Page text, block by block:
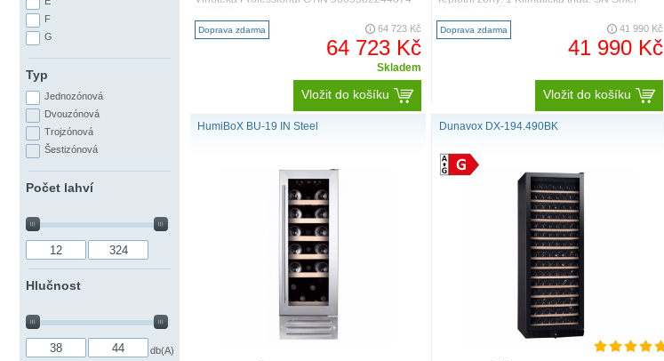
Doprava zdarma 64 723 Kč
64 723 Kč
Skladem
Vložit do košíku
Doprava zdarma 41 990 Kč
41 990 Kč
Vložit do košíku
HumiBoX BU-19 IN Steel Dunavox DX-194.490BK
F
G
Typ
Jednozónová
Dvouzónová
Trojzónová
Šestizónová
Počet lahví
Hlučnost
db(A)